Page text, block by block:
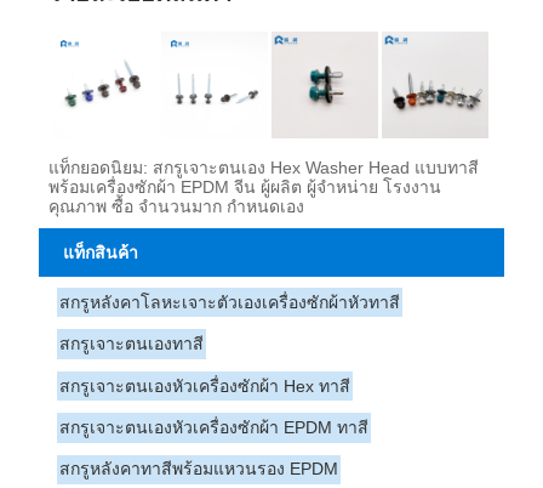
แท็กยอดนิยม: สกรูเจาะตนเอง Hex Washer Head แบบทาสี
พร้อมเครื่องซักผ้า EPDM จีน ผู้ผลิต ผู้จำหน่าย โรงงาน
คุณภาพ ซื้อ จำนวนมาก กำหนดเอง
แท็กสินค้า
สกรูหลังคาโลหะเจาะตัวเองเครื่องซักผ้าหัวทาสี
สกรูเจาะตนเองทาสี
สกรูเจาะตนเองหัวเครื่องซักผ้า Hex ทาสี
สกรูเจาะตนเองหัวเครื่องซักผ้า EPDM ทาสี
สกรูหลังคาทาสีพร้อมแหวนรอง EPDM